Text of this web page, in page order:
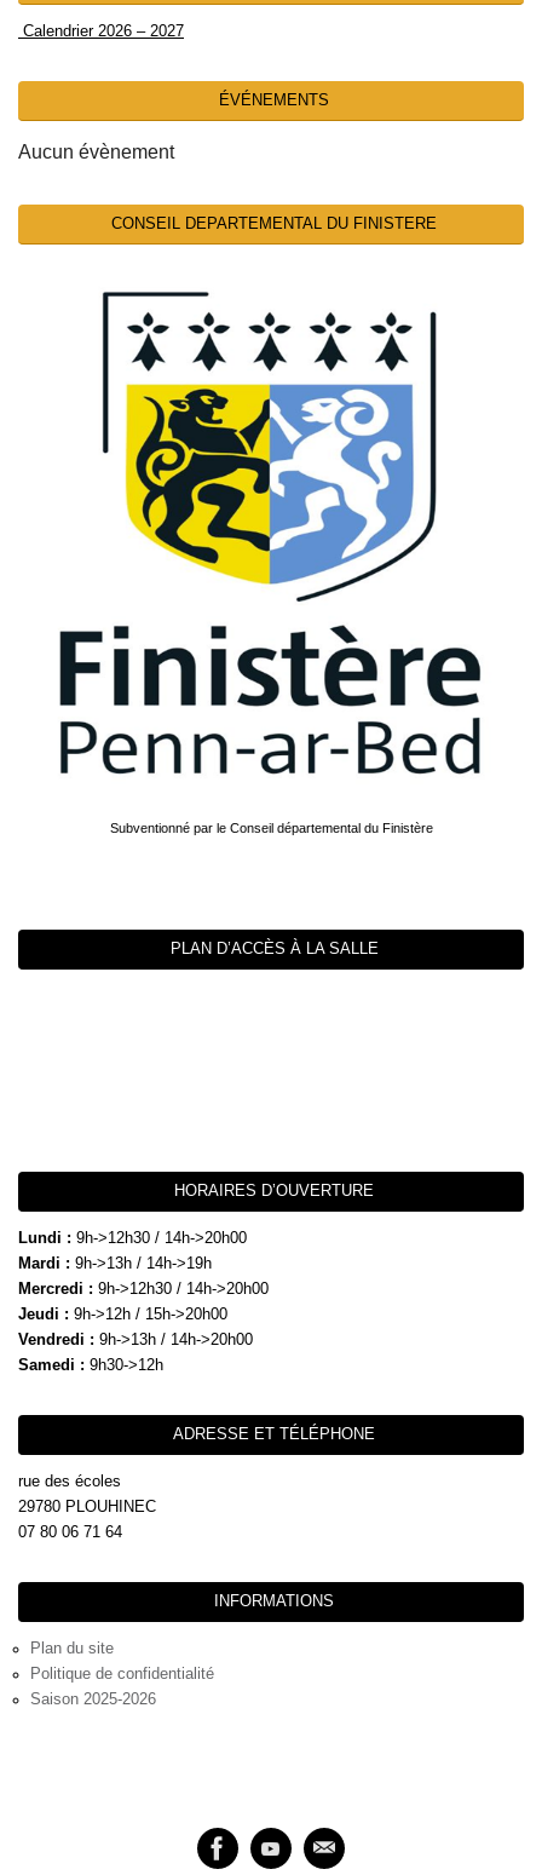
Calendrier 2026 – 2027
ÉVÉNEMENTS
Aucun évènement
CONSEIL DEPARTEMENTAL DU FINISTERE
Subventionné par le Conseil départemental du Finistère
PLAN D’ACCÈS À LA SALLE
HORAIRES D’OUVERTURE
Lundi : 9h->12h30 / 14h->20h00
Mardi : 9h->13h / 14h->19h
Mercredi : 9h->12h30 / 14h->20h00
Jeudi : 9h->12h / 15h->20h00
Vendredi : 9h->13h / 14h->20h00
Samedi : 9h30->12h
ADRESSE ET TÉLÉPHONE
rue des écoles
29780 PLOUHINEC
07 80 06 71 64
INFORMATIONS
Plan du site
Politique de confidentialité
Saison 2025-2026